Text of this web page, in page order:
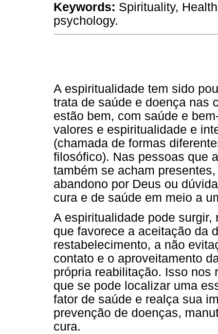
Keywords: Spirituality,
psychology.
A espiritualidade tem sido
trata de saúde e doença nas
estão bem, com saúde e
valores e espiritualidade e
(chamada de formas
filosófico). Nas pessoas que
também se acham
abandono por Deus ou
cura e de saúde em meio a
A espiritualidade pode
que favorece a aceitação da
restabelecimento, a não
contato e o aproveitamento
própria reabilitação. Isso nos
que se pode localizar uma
fator de saúde e realça sua
prevenção de doenças,
cura.